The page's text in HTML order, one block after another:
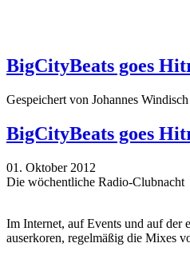
BigCityBeats goes
Gespeichert von Johannes Windisch
BigCityBeats goes
01. Oktober 2012
Die wöchentliche Radio-Clubnacht
Im Internet, auf Events und auf der
auserkoren, regelmäßig die Mixes